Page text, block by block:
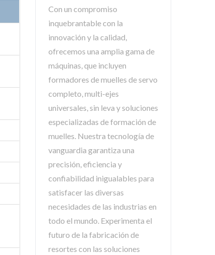
Con un compromiso
inquebrantable con la
innovación y la calidad,
ofrecemos una amplia gama de
máquinas, que incluyen
formadores de muelles de servo
completo, multi-ejes
universales, sin leva y soluciones
especializadas de formación de
muelles. Nuestra tecnología de
vanguardia garantiza una
precisión, eficiencia y
confiabilidad inigualables para
satisfacer las diversas
necesidades de las industrias en
todo el mundo. Experimenta el
futuro de la fabricación de
resortes con las soluciones